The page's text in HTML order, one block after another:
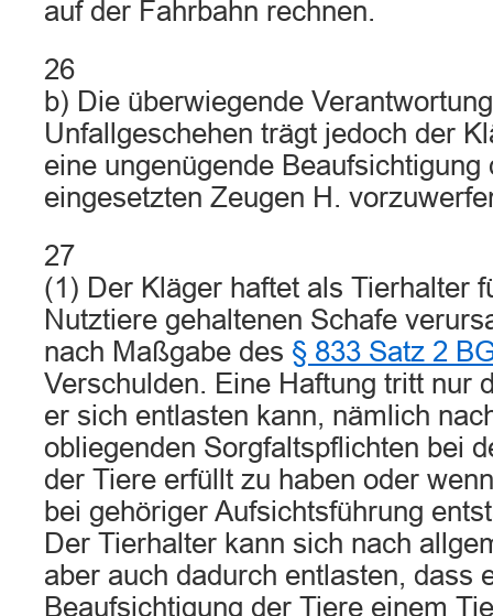
auf der Fahrbahn rechnen.
26
b) Die überwiegende
Unfallgeschehen trägt jedoch der
eine ungenügende Beaufsichtigung
eingesetzten Zeugen H.
27
(1) Der Kläger haftet als Tierhalter
Nutztiere gehaltenen Schafe
nach Maßgabe des § 833 Satz 2
Verschulden. Eine Haftung tritt nur
er sich entlasten kann, nämlich
obliegenden Sorgfaltspflichten bei
der Tiere erfüllt zu haben oder
bei gehöriger Aufsichtsführung
Der Tierhalter kann sich nach
aber auch dadurch entlasten, dass
Beaufsichtigung der Tiere einem